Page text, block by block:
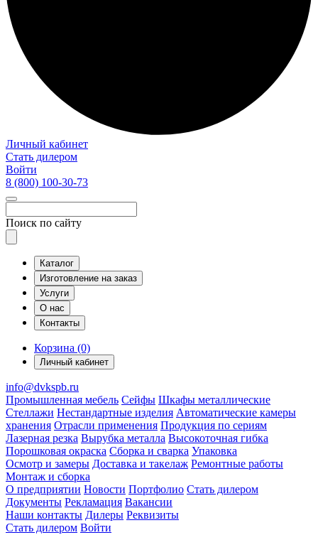
Личный кабинет
Стать дилером
Войти
8 (800) 100-30-73
Поиск по сайту
Каталог
Изготовление на заказ
Услуги
О нас
Контакты
Корзина (0)
Личный кабинет
info@dvkspb.ru
Промышленная мебель Сейфы Шкафы металлические
Стеллажи Нестандартные изделия Автоматические камеры
хранения Отрасли применения Продукция по сериям
Лазерная резка Вырубка металла Высокоточная гибка
Порошковая окраска Сборка и сварка Упаковка
Осмотр и замеры Доставка и такелаж Ремонтные работы
Монтаж и сборка
О предприятии Новости Портфолио Стать дилером
Документы Рекламация Вакансии
Наши контакты Дилеры Реквизиты
Стать дилером Войти